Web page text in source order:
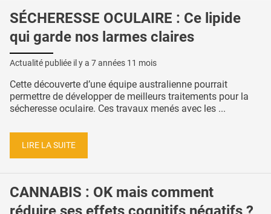
SÉCHERESSE OCULAIRE : Ce lipide
qui garde nos larmes claires
Actualité publiée il y a 7 années 11 mois
Cette découverte d’une équipe australienne pourrait
permettre de développer de meilleurs traitements pour la
sécheresse oculaire. Ces travaux menés avec les ...
LIRE LA SUITE
CANNABIS : OK mais comment